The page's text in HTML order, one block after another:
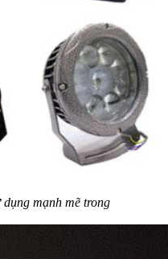
mạnh mẽ trong